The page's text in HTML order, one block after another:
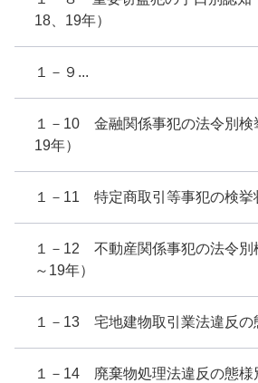
18、19年）
１－９...
１－10 金融関係事犯の法令別検
19年）
１－11 特定商取引等事犯の検挙
１－12 不動産関係事犯の法令別
～19年）
１－13 宅地建物取引業法違反の
１－14 廃棄物処理法違反の態様